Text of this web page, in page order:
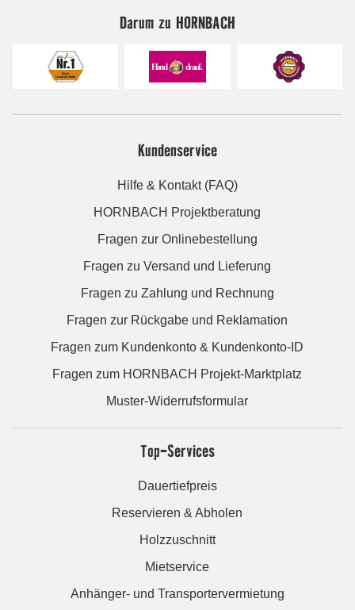
Darum zu HORNBACH
Kundenservice
Hilfe & Kontakt (FAQ)
HORNBACH Projektberatung
Fragen zur Onlinebestellung
Fragen zu Versand und Lieferung
Fragen zu Zahlung und Rechnung
Fragen zur Rückgabe und Reklamation
Fragen zum Kundenkonto & Kundenkonto-ID
Fragen zum HORNBACH Projekt-Marktplatz
Muster-Widerrufsformular
Top-Services
Dauertiefpreis
Reservieren & Abholen
Holzzuschnitt
Mietservice
Anhänger- und Transportervermietung